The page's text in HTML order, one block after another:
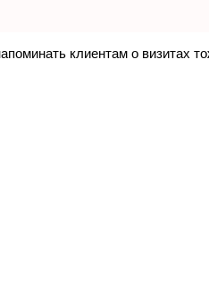
клиентам о визитах